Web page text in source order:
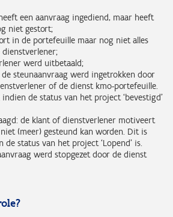
een aanvraag ingediend, maar heeft
niet gestort;
in de portefeuille maar nog niet alles
werd uitbetaald;
de steunaanvraag werd ingetrokken door
of de dienst kmo-portefeuille.
de status van het project ‘bevestigd’
de klant of dienstverlener motiveert
(meer) gesteund kan worden. Dit is
status van het project ‘Lopend’ is.
werd stopgezet door de dienst